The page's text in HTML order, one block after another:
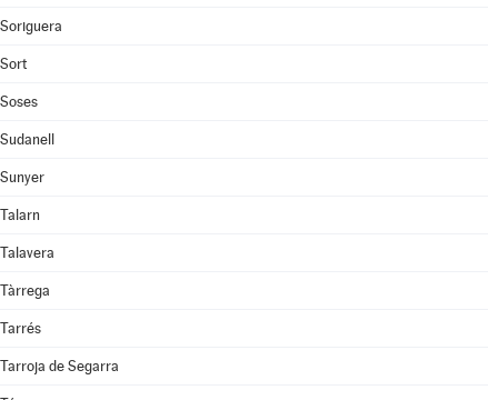
Soriguera
Sort
Soses
Sudanell
Sunyer
Talarn
Talavera
Tàrrega
Tarrés
Tarroja de Segarra